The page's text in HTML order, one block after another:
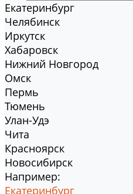
Екатеринбург
Челябинск
Иркутск
Хабаровск
Нижний Новгород
Омск
Пермь
Тюмень
Улан-Удэ
Чита
Красноярск
Новосибирск
Например:
Екатеринбург